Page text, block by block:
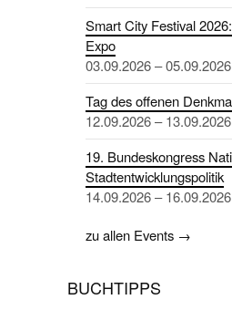
Smart City Festival
Expo
03.09.2026 – 05.09.2026
Tag des offenen
12.09.2026 – 13.09.2026
19. Bundeskongress
Stadtentwicklungspolitik
14.09.2026 – 16.09.2026
zu allen Events →
BUCHTIPPS